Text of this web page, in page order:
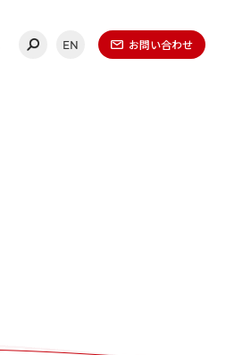
EN お問い合わせ